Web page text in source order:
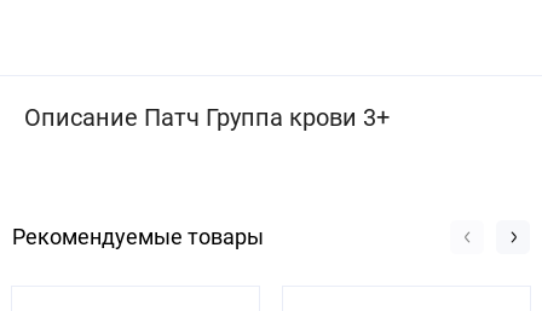
Описание Патч Группа крови 3+
Рекомендуемые товары